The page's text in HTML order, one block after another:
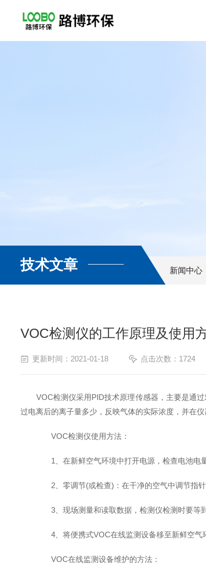
技术文章 新闻中心
VOC检测仪的工作原理及使用
更新时间：2021-01-18 点击次数：1724
VOC检测仪采用PID技术原理传感器，主要是通过
过电离后的离子量多少，反映气体的实际浓度，并在
VOC检测仪使用方法：
1、在新鲜空气环境中打开电源，检查电池电量
2、零调节(或检查)：在干净的空气中调节指针
3、现场测量和读取数据，检测仪检测时要等到
4、将便携式VOC在线监测设备移至新鲜空气环
VOC在线监测设备维护的方法：